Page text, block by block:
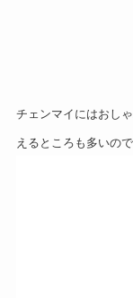
チェンマイにはおし
えるところも多いの